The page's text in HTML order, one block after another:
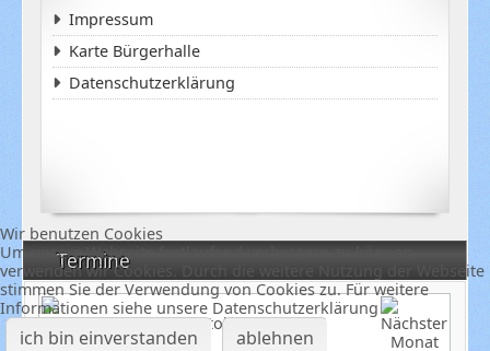
Termine
Oktober 2025
Impressum
Karte Bürgerhalle
Datenschutzerklärung
Wir benutzen Cookies
Um unsere Webseite fortlaufend verbessern zu können,
verwenden wir Cookies. Durch die weitere Nutzung der Webseite
stimmen Sie der Verwendung von Cookies zu. Für weitere
Informationen siehe unsere Datenschutzerklärung
ich bin einverstanden ablehnen